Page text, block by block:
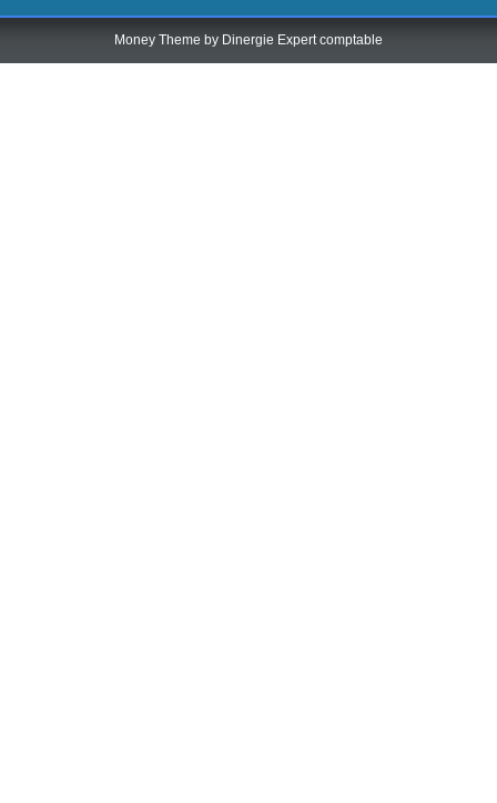
Money Theme by Dinergie Expert comptable